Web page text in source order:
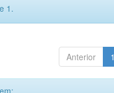
1.
Anterior 1